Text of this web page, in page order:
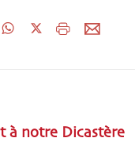
à notre Dicastère